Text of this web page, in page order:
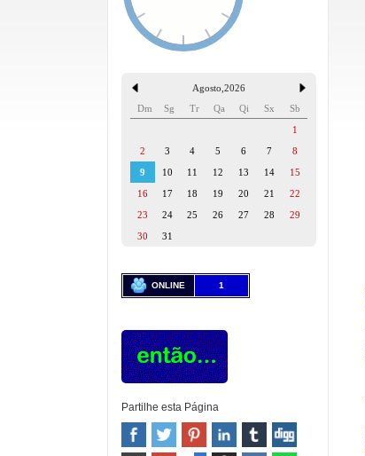
Agosto 2026
Dm
Sg Tr Qa Qi Sx
Sb
1
2
3 4 5 6 7
8
9
10 11 12 13 14
15
16
17 18 19 20 21
22
23
24 25 26 27 28
29
30
31
ONLINE 1
Partilhe esta Página